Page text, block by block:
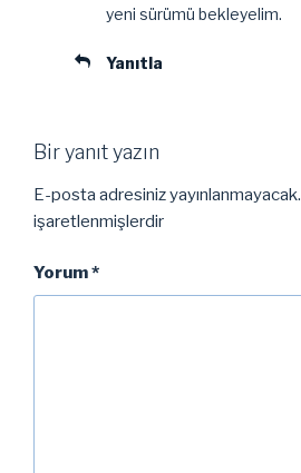
yeni sürümü bekleyelim.
Yanıtla
Bir yanıt yazın
E-posta adresiniz yayınlanmayacak.
işaretlenmişlerdir
Yorum*